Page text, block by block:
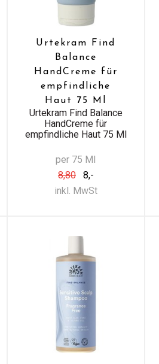
Urtekram Find
Balance
HandCreme für
empfindliche
Haut 75 Ml
Urtekram Find Balance
HandCreme für
empfindliche Haut 75 Ml
per 75 Ml
8,80
8,-
inkl. MwSt